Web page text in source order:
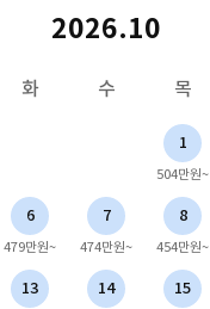
2026.10
화 수 목
1
504만원~
6
479만원~
7
474만원~
8
454만원~
13 14 15